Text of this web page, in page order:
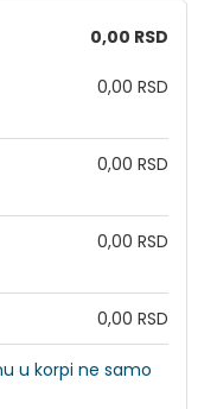
0,00 RSD
0,00 RSD
0,00 RSD
0,00 RSD
0,00 RSD
u korpi ne samo